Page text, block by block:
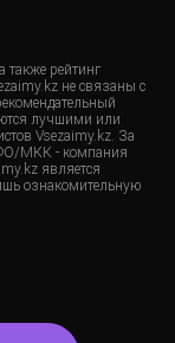
рейтинг
не связаны с
лучшими или
Vsezaimy.kz. За
МКК - компания
является
ознакомительную